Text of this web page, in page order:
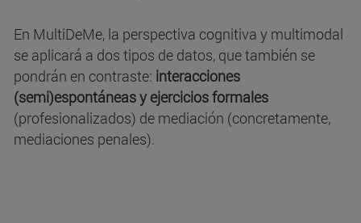
En MultiDeMe, la perspectiva cognitiva y multimodal
se aplicará a dos tipos de datos, que también se
pondrán en contraste: interacciones
(semi)espontáneas y ejercicios formales
(profesionalizados) de mediación (concretamente,
mediaciones penales).